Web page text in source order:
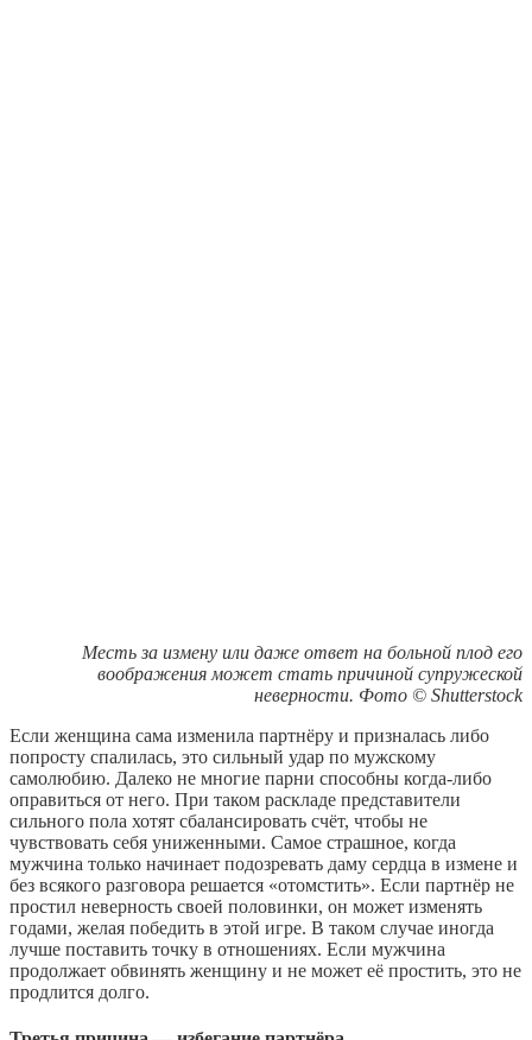
Месть за измену или даже ответ на больной плод его
воображения может стать причиной супружеской
неверности. Фото © Shutterstock
Если женщина сама изменила партнёру и призналась либо
попросту спалилась, это сильный удар по мужскому
самолюбию. Далеко не многие парни способны когда-либо
оправиться от него. При таком раскладе представители
сильного пола хотят сбалансировать счёт, чтобы не
чувствовать себя униженными. Самое страшное, когда
мужчина только начинает подозревать даму сердца в измене и
без всякого разговора решается «отомстить». Если партнёр не
простил неверность своей половинки, он может изменять
годами, желая победить в этой игре. В таком случае иногда
лучше поставить точку в отношениях. Если мужчина
продолжает обвинять женщину и не может её простить, это не
продлится долго.